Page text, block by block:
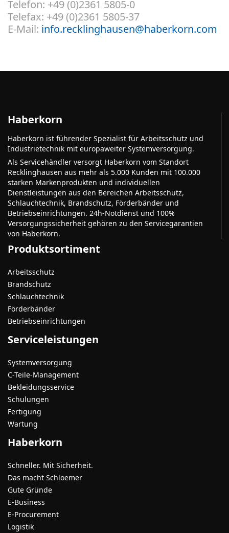
Telefon: +49 (0)2361 5805-0
Telefax: +49 (0)2361 5805-37
E-Mail: info.recklinghausen@haberkorn.com
Haberkorn
Haberkorn ist führender Spezialist für Arbeitsschutz und
Industrietechnik mit europaweiter Systemversorgung.
Als Servicehändler versorgt Haberkorn vom Standort
Recklinghausen aus mehr als 5.000 Kunden mit 100.000
starken Markenprodukten und individuellen
Dienstleistungen aus den Bereichen Arbeitsschutz,
Schlauchtechnik, Brandschutz, Förderbänder und
Betriebseinrichtungen. 24h-Notdienst und 100%
Versorgungssicherheit gehören zu den Servicegarantien
von Haberkorn.
Produktsortiment
Arbeitsschutz
Brandschutz
Schlauchtechnik
Förderbänder
Betriebseinrichtungen
Serviceleistungen
Systemversorgung
C-Teile-Management
Bekleidungsservice
Schulungen
Fertigung
Wartung
Haberkorn
Schneller. Mit Sicherheit.
Das macht Schloemer
Gute Gründe
E-Business
E-Procurement
Logistik